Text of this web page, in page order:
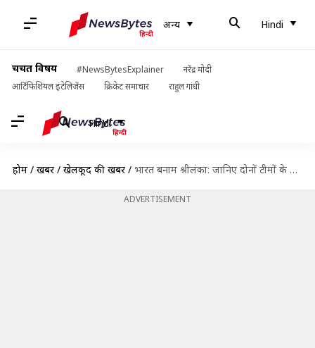
अन्य Hindi
चर्चित विषय #NewsBytesExplainer
नरेंद्र मोदी
आर्टिफिशियल इंटेलिजेंस
क्रिकेट समाचार राहुल गांधी
Hindi
होम / खबरें / खेलकूद की खबरें / भारत बनाम श्रीलंका: जानिए दोनों टीमों के पिछले पांच टी-20 मैचों में क्या कुछ हुआ
ADVERTISEMENT